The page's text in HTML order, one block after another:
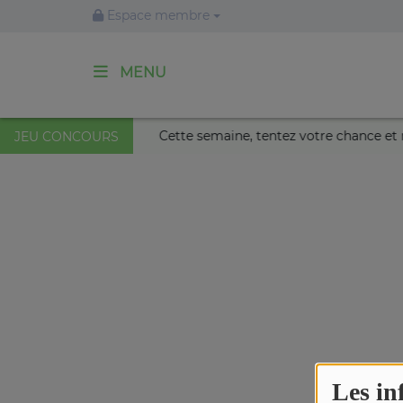
Les
Espace membre
MENU
JEU CONCOURS
Nikaïa de Nice ! Cette semaine, tentez votre
ACCUEIL